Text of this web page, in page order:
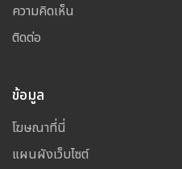
ความคิดเห็น
ติดต่อ
ข้อมูล
โฆษณาที่นี่
แผนผังเว็บไซต์